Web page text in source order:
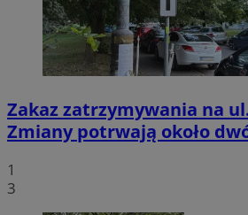
Zakaz zatrzymywania na
Zmiany potrwają około
1
3